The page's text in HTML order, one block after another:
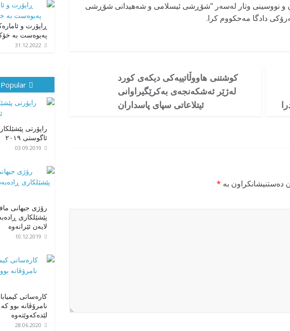
و نووسینی وتار لەسەر “شۆڕشی ئیسلامی و شەهیدانی شۆڕشی
دادگا مەحکووم کرا.
کوشتنی هاووڵاتییەکی دیکەی کورد
لەژێر ئەشکەنجەی بەکرێگیراوانی
ئیتلاعاتی سپای پاسداران
دەستنیشانکراون بە *
پەیوەست بە
31.12.2022
Popular
راپۆرتی
ئاگوستی ٢٠١٩
03.09.2019
رۆژی جیهانی
پێشێلکاری
لایەن ئێرانەوە
10.12.2019
کارەساتی
نامرۆڤانە بوو
لێدەکەوێتەوە
28.06.2020